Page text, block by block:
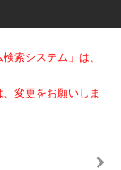
索システム」は、
変更をお願いしま